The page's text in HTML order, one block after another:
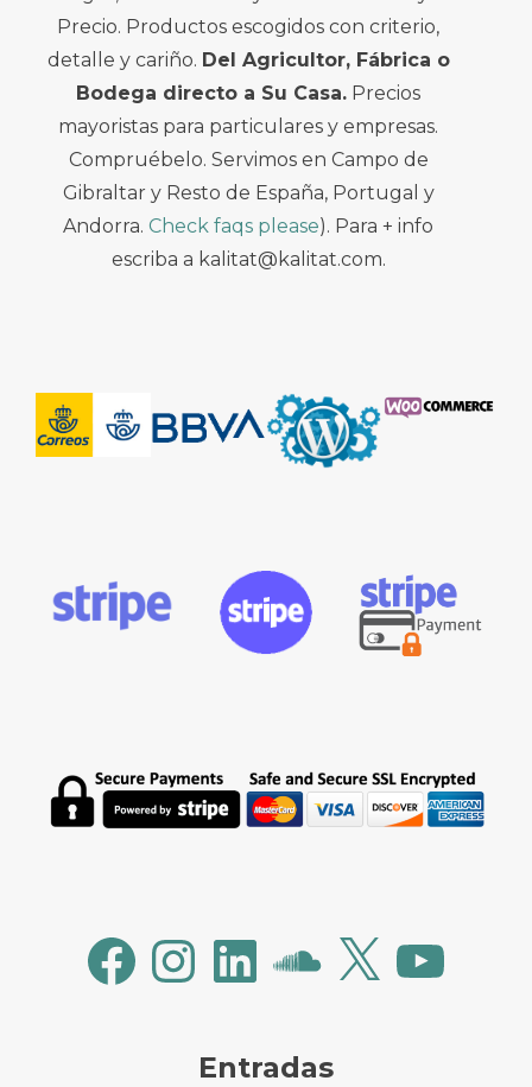
Precio. Productos escogidos con criterio,
detalle y cariño. Del Agricultor, Fábrica o
Bodega directo a Su Casa. Precios
mayoristas para particulares y empresas.
Compruébelo. Servimos en Campo de
Gibraltar y Resto de España, Portugal y
Andorra. Check faqs please). Para + info
escriba a kalitat@kalitat.com.
FacebookInstagramLinkedInSoundCloud
X YouTube
Entradas